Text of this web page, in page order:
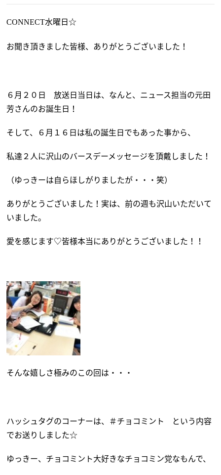
CONNECT水曜日☆
お聞き頂きました皆様、ありがとうございました！
６月２０日 放送日当日は、なんと、ニュース担当の元田
芳さんのお誕生日！
そして、６月１６日は私の誕生日でもあった事から、
私達２人に沢山のバースデーメッセージを頂戴しました！
（ゆっきーは自らほしがりましたが・・・笑）
ありがとうございました！実は、前の週も沢山いただいて
いました。
愛を感じます♡皆様本当にありがとうございました！！
そんな嬉しさ極みのこの回は・・・
ハッシュタグのコーナーは、＃チョコミント という内容
でお送りしました☆
ゆっきー、チョコミント大好きなチョコミン党なもんで、